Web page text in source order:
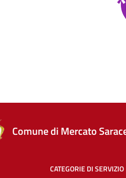
Comune di Mercato
CATEGORIE DI SERVIZIO